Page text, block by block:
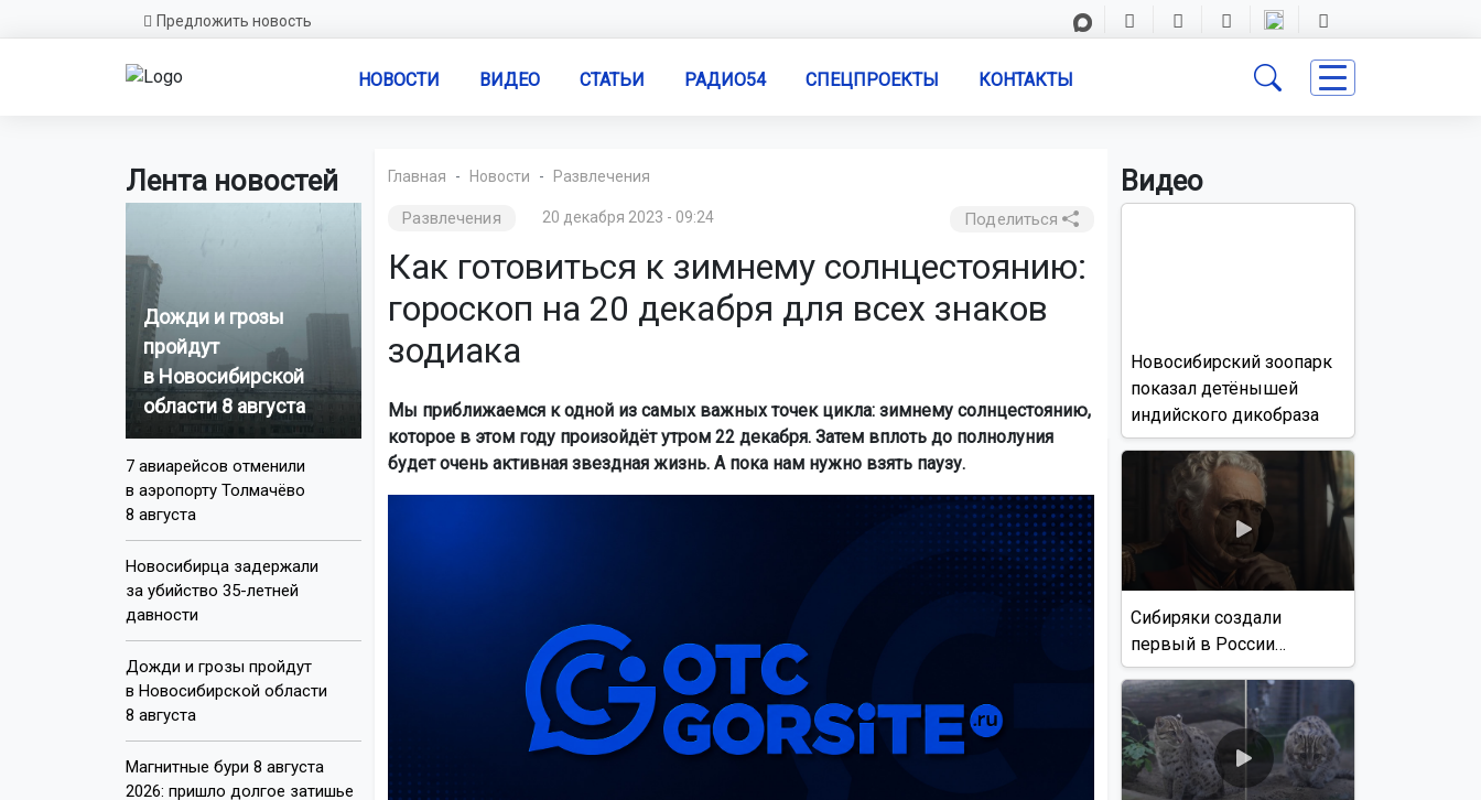
Предложить новость
НОВОСТИ ВИДЕО СТАТЬИ РАДИО54 СПЕЦПРОЕКТЫ КОНТАКТЫ
Лента новостей
Дожди и грозы
пройдут
в Новосибирской
области 8 августа
7 авиарейсов отменили
в аэропорту Толмачёво
8 августа
Новосибирца задержали
за убийство 35-летней
давности
Дожди и грозы пройдут
в Новосибирской области
8 августа
Магнитные бури 8 августа
2026: пришло долгое затишье
Главная Новости Развлечения
Развлечения 20 декабря 2023 - 09:24 Поделиться
Как готовиться к зимнему солнцестоянию:
гороскоп на 20 декабря для всех знаков
зодиака
Мы приближаемся к одной из самых важных точек цикла: зимнему солнцестоянию,
которое в этом году произойдёт утром 22 декабря. Затем вплоть до полнолуния
будет очень активная звездная жизнь. А пока нам нужно взять паузу.
Видео
Новосибирский зоопарк
показал детёнышей
индийского дикобраза
Сибиряки создали
первый в России
документальный фильм
с использованием ИИ